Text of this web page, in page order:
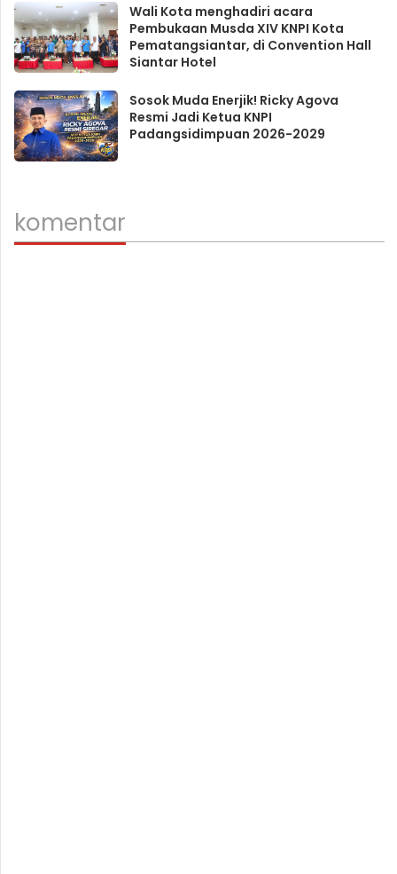
Wali Kota menghadiri acara
Pembukaan Musda XIV KNPI Kota
Pematangsiantar, di Convention Hall
Siantar Hotel
Sosok Muda Enerjik! Ricky Agova
Resmi Jadi Ketua KNPI
Padangsidimpuan 2026-2029
komentar